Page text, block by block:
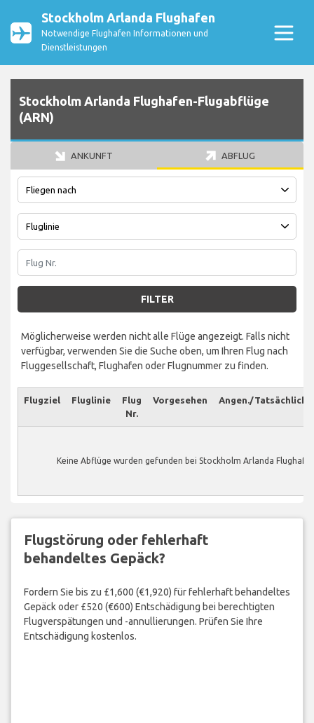
Stockholm Arlanda Flughafen
Notwendige Flughafen Informationen und
Dienstleistungen
Stockholm Arlanda Flughafen-Flugabflüge
(ARN)
ANKUNFT ABFLUG
FILTER
Möglicherweise werden nicht alle Flüge angezeigt. Falls nicht
verfügbar, verwenden Sie die Suche oben, um Ihren Flug nach
Fluggesellschaft, Flughafen oder Flugnummer zu finden.
Flugziel Fluglinie
Flug
Nr.
Vorgesehen Angen./Tatsächlich
Keine Abflüge wurden gefunden bei Stockholm Arlanda
Flugstörung oder fehlerhaft
behandeltes Gepäck?
Fordern Sie bis zu £1,600 (€1,920) für fehlerhaft behandeltes
Gepäck oder £520 (€600) Entschädigung bei berechtigten
Flugverspätungen und -annullierungen. Prüfen Sie Ihre
Entschädigung kostenlos.